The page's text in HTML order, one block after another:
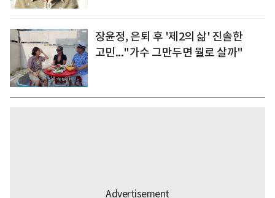
장윤정, 은퇴 후 '제2의 삶' 진솔한
고민..."가수 그만두면 뭘로 살까"